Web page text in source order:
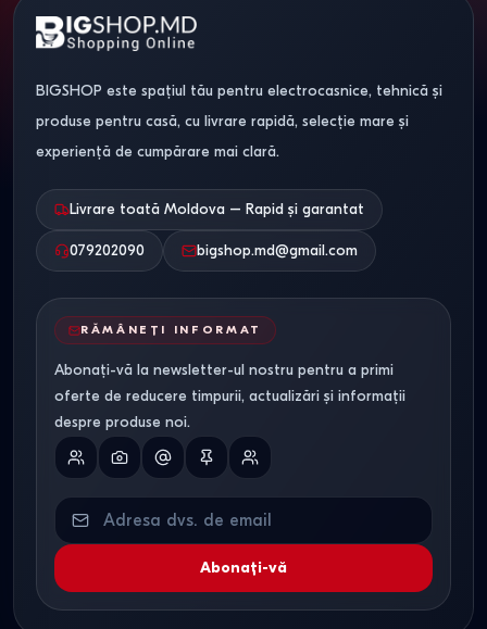
BIGSHOP este spațiul tău pentru electrocasnice, tehnică și
produse pentru casă, cu livrare rapidă, selecție mare și
experiență de cumpărare mai clară.
Livrare toată Moldova – Rapid și garantat
079202090 bigshop.md@gmail.com
RĂMÂNEȚI INFORMAT
Abonați-vă la newsletter-ul nostru pentru a primi
oferte de reducere timpurii, actualizări și informații
despre produse noi.
Abonați-vă